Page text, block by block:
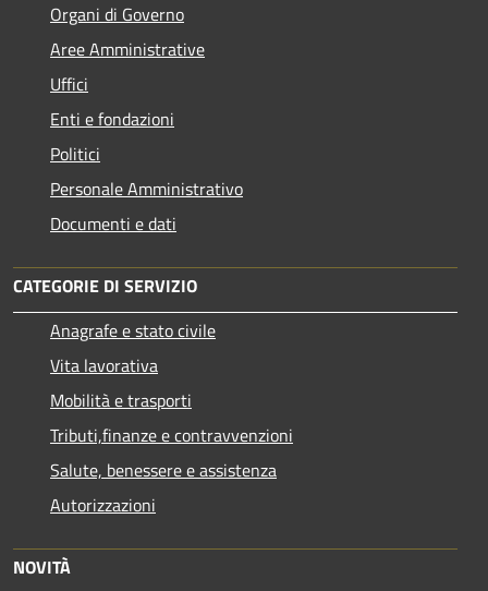
Organi di Governo
Aree Amministrative
Uffici
Enti e fondazioni
Politici
Personale Amministrativo
Documenti e dati
CATEGORIE DI SERVIZIO
Anagrafe e stato civile
Vita lavorativa
Mobilità e trasporti
Tributi,finanze e contravvenzioni
Salute, benessere e assistenza
Autorizzazioni
NOVITÀ